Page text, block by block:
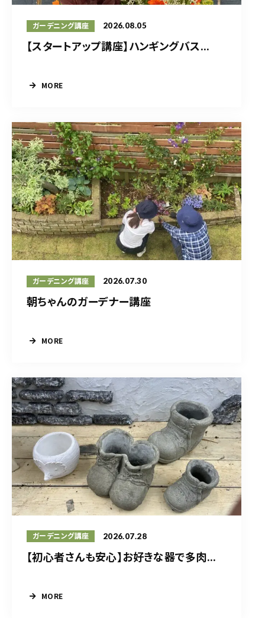
ガーデニング講座 2026.08.05
【スタートアップ講座】ハンギングバス...
MORE
ガーデニング講座 2026.07.30
朝ちゃんのガーデナー講座
MORE
ガーデニング講座 2026.07.28
【初心者さんも安心】お好きな器で多肉...
MORE